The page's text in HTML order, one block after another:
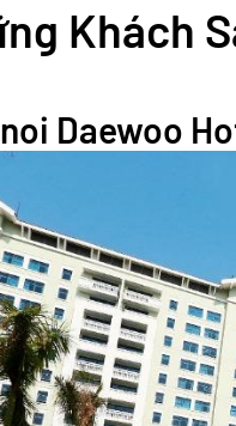
Khách
Daewoo